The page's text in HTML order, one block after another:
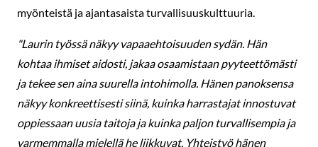
myönteistä ja ajantasaista turvallisuuskulttuuria.
"Laurin työssä näkyy vapaaehtoisuuden sydän. Hän
kohtaa ihmiset aidosti, jakaa osaamistaan pyyteettömästi
ja tekee sen aina suurella intohimolla. Hänen panoksensa
näkyy konkreettisesti siinä, kuinka harrastajat innostuvat
oppiessaan uusia taitoja ja kuinka paljon turvallisempia ja
varmemmalla mielellä he liikkuvat. Yhteistyö hänen